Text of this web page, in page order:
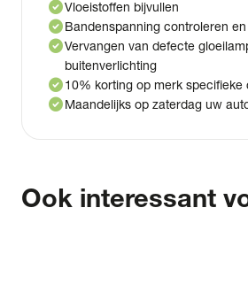
check_circleVloeistoffen bijvullen
check_circleBandenspanning controleren
check_circleVervangen van defecte
buitenverlichting
check_circle10% korting op merk specifieke
check_circleMaandelijks op zaterdag uw
Ook interessant